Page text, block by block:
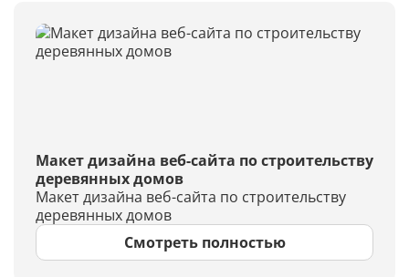
Макет дизайна веб-сайта по строительству
деревянных домов
Макет дизайна веб-сайта по строительству
деревянных домов
Смотреть полностью